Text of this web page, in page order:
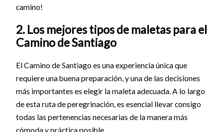
camino!
2. Los mejores tipos de maletas para el
Camino de Santiago
El Camino de Santiago es una experiencia única que
requiere una buena preparación, y una de las decisiones
más importantes es elegir la maleta adecuada. A lo largo
de esta ruta de peregrinación, es esencial llevar consigo
todas las pertenencias necesarias de la manera más
cómoda y práctica posible.